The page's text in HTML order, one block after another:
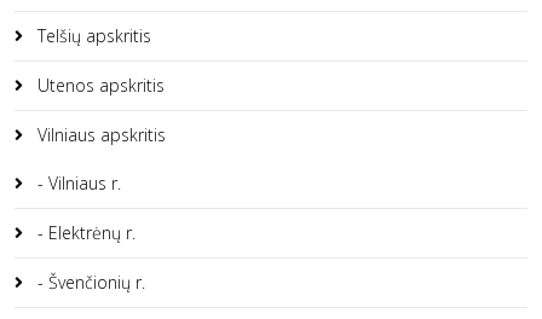
Telšių apskritis
Utenos apskritis
Vilniaus apskritis
- Vilniaus r.
- Elektrėnų r.
- Švenčionių r.